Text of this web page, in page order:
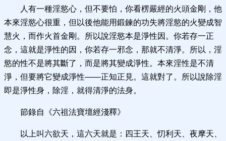
人有一種淫慾心，但不要怕，你看楞嚴經的火頭金剛，他
本來淫慾心很重，但以後他能用鍛鍊的功失將淫慾的火變成智
慧火，而作火首金剛。所以說淫慾本是淨性因。你若存一正
念，這就是淨性的因，你若存一邪念，那就不清淨。所以，淫
慾的性不是將其斷了，而是將其變成淨性。本來淫性是不清
淨，但要將它變成淨性——正知正見。這就對了。所以說除淫
即是淨性身，除淫，就得清淨的法身。
節錄自《六祖法寶壇經淺釋》
以上叫六欲天，這六天就是：四王天、忉利天、夜摩天、